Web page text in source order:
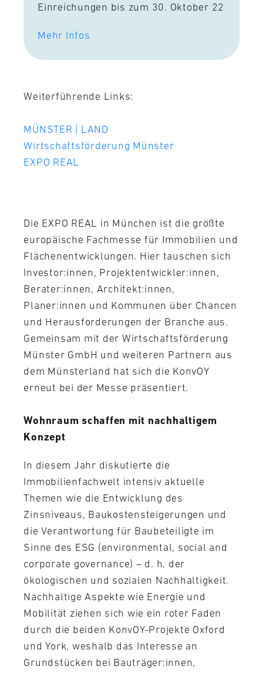
Einreichungen bis zum 30. Oktober 22
Mehr Infos
Weiterführende Links:
MÜNSTER | LAND
Wirtschaftsförderung Münster
EXPO REAL
Die EXPO REAL in München ist die größte
europäische Fachmesse für Immobilien und
Flächenentwicklungen. Hier tauschen sich
Investor:innen, Projektentwickler:innen,
Berater:innen, Architekt:innen,
Planer:innen und Kommunen über Chancen
und Herausforderungen der Branche aus.
Gemeinsam mit der Wirtschaftsförderung
Münster GmbH und weiteren Partnern aus
dem Münsterland hat sich die KonvOY
erneut bei der Messe präsentiert.
Wohnraum schaffen mit nachhaltigem
Konzept
In diesem Jahr diskutierte die
Immobilienfachwelt intensiv aktuelle
Themen wie die Entwicklung des
Zinsniveaus, Baukostensteigerungen und
die Verantwortung für Baubeteiligte im
Sinne des ESG (environmental, social and
corporate governance) – d. h. der
ökologischen und sozialen Nachhaltigkeit.
Nachhaltige Aspekte wie Energie und
Mobilität ziehen sich wie ein roter Faden
durch die beiden KonvOY-Projekte Oxford
und York, weshalb das Interesse an
Grundstücken bei Bauträger:innen,